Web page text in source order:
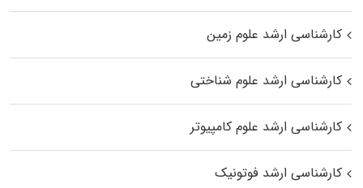
کارشناسی ارشد علوم زمین
کارشناسی ارشد علوم شناختی
کارشناسی ارشد علوم کامپیوتر
کارشناسی ارشد فوتونیک